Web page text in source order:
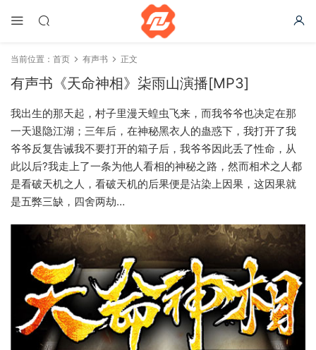
当前位置： 首页 有声书 正文
有声书《天命神相》柒雨山演播[MP3]
我出生的那天起，村子里漫天蝗虫飞来，而我爷爷也决定在那
一天退隐江湖；三年后，在神秘黑衣人的蛊惑下，我打开了我
爷爷反复告诫我不要打开的箱子后，我爷爷因此丢了性命，从
此以后?我走上了一条为他人看相的神秘之路，然而相术之人都
是看破天机之人，看破天机的后果便是沾染上因果，这因果就
是五弊三缺，四舍两劫…